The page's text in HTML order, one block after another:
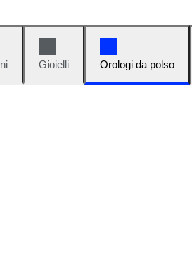
Gioielli Orologi da polso